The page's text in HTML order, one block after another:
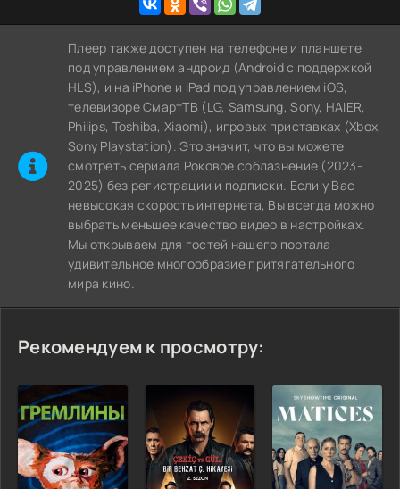
Плеер также доступен на телефоне и планшете
под управлением андроид (Android с поддержкой
HLS), и на iPhone и iPad под управлением iOS,
телевизоре СмартТВ (LG, Samsung, Sony, HAIER,
Philips, Toshiba, Xiaomi), игровых приставках (Xbox,
Sony Playstation). Это значит, что вы можете
cмотреть сериала Роковое соблазнение (2023-
2025) без регистрации и подписки. Если у Вас
невысокая скорость интернета, Вы всегда можно
выбрать меньшее качество видео в настройках.
Мы открываем для гостей нашего портала
удивительное многообразие притягательного
мира кино.
Рекомендуем к просмотру: